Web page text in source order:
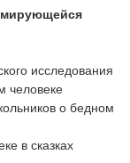
исследования
человеке
о бедном
в сказках